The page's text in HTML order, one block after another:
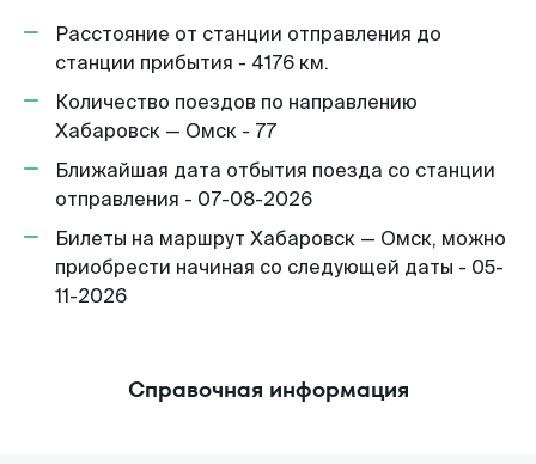
Расстояние от станции отправления до
станции прибытия - 4176 км.
Количество поездов по направлению
Хабаровск — Омск - 77
Ближайшая дата отбытия поезда со станции
отправления - 07-08-2026
Билеты на маршрут Хабаровск — Омск, можно
приобрести начиная со следующей даты - 05-
11-2026
Справочная информация